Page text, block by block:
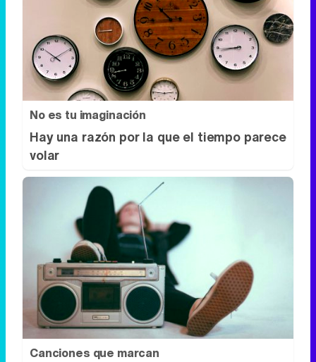
No es tu imaginación
Hay una razón por la que el tiempo parece
volar
Canciones que marcan